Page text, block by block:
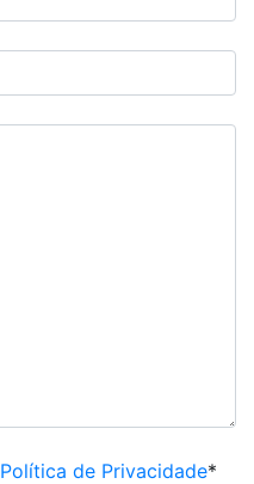
Política de Privacidade*